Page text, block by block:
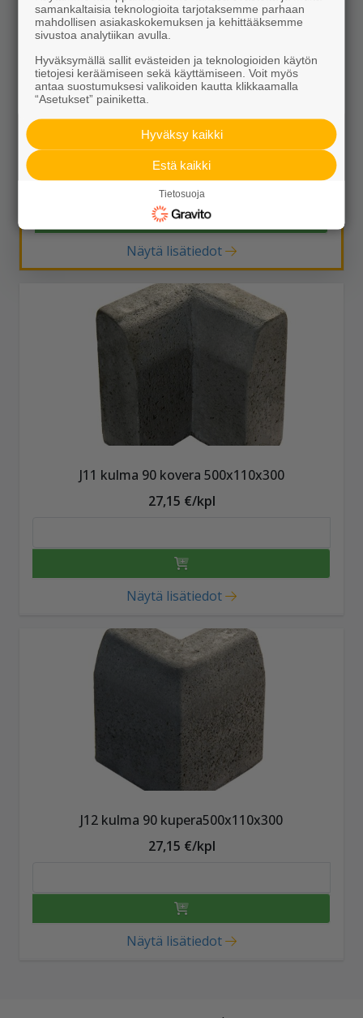
JL10 madallus lask oik 500x110x300>240
27,15 €/kpl
Näytä lisätiedot
J11 kulma 90 kovera 500x110x300
27,15 €/kpl
Näytä lisätiedot
J12 kulma 90 kupera500x110x300
27,15 €/kpl
Näytä lisätiedot
samankaltaisia teknologioita tarjotaksemme parhaan
mahdollisen asiakaskokemuksen ja kehittääksemme
sivustoa analytiikan avulla.
Hyväksymällä sallit evästeiden ja teknologioiden käytön
tietojesi keräämiseen sekä käyttämiseen. Voit myös
antaa suostumuksesi valikoiden kautta klikkaamalla
“Asetukset” painiketta.
Hyväksy kaikki
Estä kaikki
Tietosuoja